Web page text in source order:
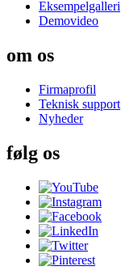
Eksempelgalleri
Demovideo
om os
Firmaprofil
Teknisk support
Nyheder
følg os